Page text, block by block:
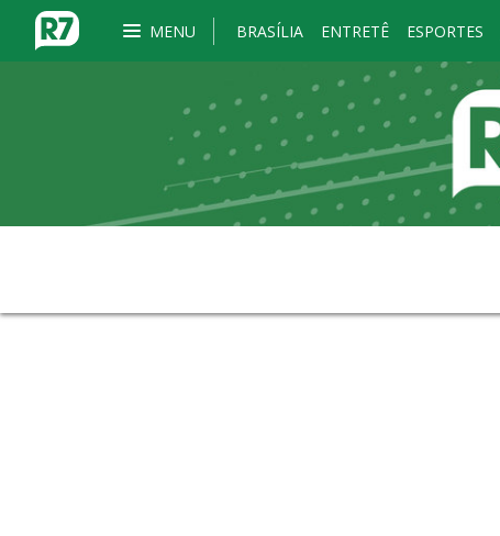
MENU BRASÍLIA ENTRETÊ ESPORTES